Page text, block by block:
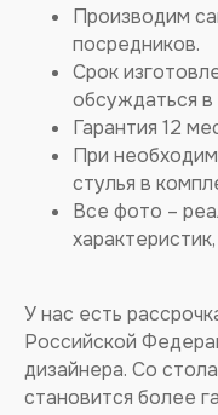
Производим
посредников.
Срок
обсуждаться в
Гарантия 12
При
стулья в
Все фото –
У нас есть
Российской
дизайнера. Со
становится более
на
рассылку
Будем присылать 1 раз в
новинках и специальных